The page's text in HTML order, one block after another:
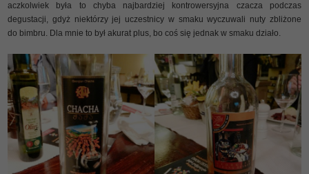
aczkolwiek była to chyba najbardziej kontrowersyjna czacza podczas
degustacji, gdyż niektórzy jej uczestnicy w smaku wyczuwali nuty zbliżone
do bimbru. Dla mnie to był akurat plus, bo coś się jednak w smaku działo.